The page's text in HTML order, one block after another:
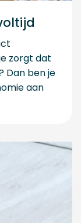
zorgt dat
Dan ben je
aan